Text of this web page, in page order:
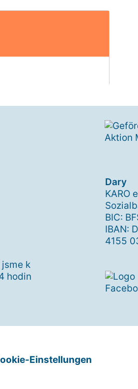
k
hodin
Dary
KARO
BIC:
IBAN:
4155
Einstellungen